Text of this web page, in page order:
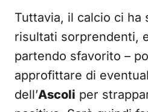
Tuttavia, il calcio ci ha
risultati sorprendenti,
partendo sfavorito –
approfittare di
dell’Ascoli per